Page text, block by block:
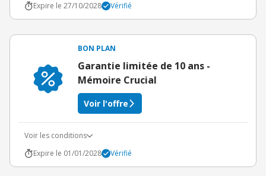
Expire le 27/10/2028
Vérifié
BON PLAN
Garantie limitée de 10 ans -
Mémoire Crucial
Voir l'offre
Voir les conditions
Expire le 01/01/2028
Vérifié